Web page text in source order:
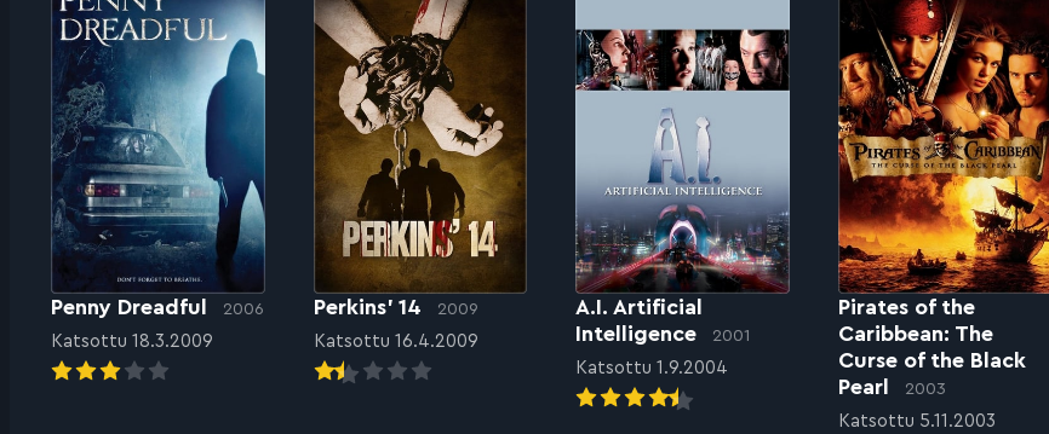
Penny Dreadful 2006
Katsottu 18.3.2009
Perkins’ 14 2009
Katsottu 16.4.2009
A.I. Artificial
Intelligence
2001
Katsottu 1.9.2004
Pirates of the
Caribbean: The
Curse of the Black
Pearl
2003
Katsottu 5.11.2003